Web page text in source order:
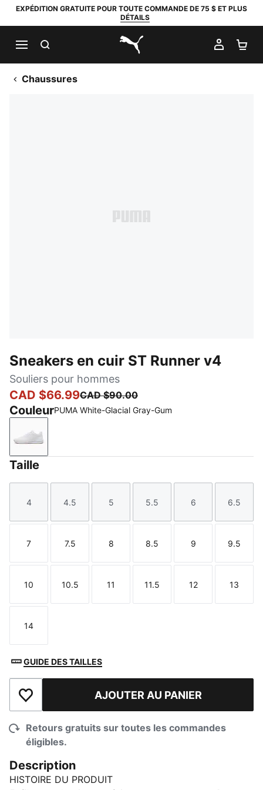
EXPÉDITION GRATUITE POUR TOUTE COMMANDE DE 75 $ ET PLUS
DÉTAILS
PUMA.com
MON
Chaussures
Sneakers en cuir ST Runner v4
Souliers pour hommes
CAD $66.99CAD $90.00
CouleurPUMA White-Glacial Gray-Gum
PUMA White-Glacial Gray-Gum
Taille
Taille
4
Taille
4.5
Taille
5
Taille
5.5
Taille
6
Taille
6.5
Taille
7
Taille
7.5
Taille
8
Taille
8.5
Taille
9
Taille
9.5
Taille
10
Taille
10.5
Taille
11
Taille
11.5
Taille
12
Taille
13
Taille
14
GUIDE DES TAILLES
Ajouter à la liste de souhaits
AJOUTER AU PANIER
Retours gratuits sur toutes les commandes
éligibles.
Description
HISTOIRE DU PRODUIT